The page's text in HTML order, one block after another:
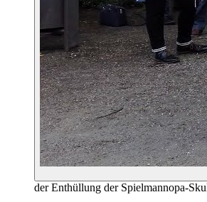
der Enthüllung der Spielmannopa-